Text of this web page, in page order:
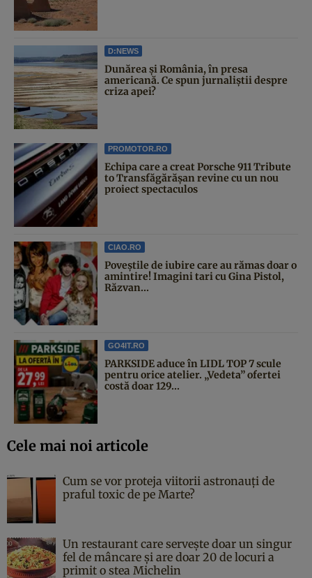
D:NEWS
Dunărea și România, în presa
americană. Ce spun jurnaliștii despre
criza apei?
PROMOTOR.RO
Echipa care a creat Porsche 911 Tribute
to Transfăgărășan revine cu un nou
proiect spectaculos
CIAO.RO
Poveştile de iubire care au rămas doar o
amintire! Imagini tari cu Gina Pistol,
Răzvan...
GO4IT.RO
PARKSIDE aduce în LIDL TOP 7 scule
pentru orice atelier. „Vedeta” ofertei
costă doar 129...
Cele mai noi articole
Cum se vor proteja viitorii astronauți de
praful toxic de pe Marte?
Un restaurant care servește doar un singur
fel de mâncare și are doar 20 de locuri a
primit o stea Michelin